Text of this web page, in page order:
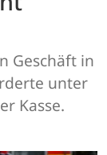
Geschäft in
unter
Kasse.